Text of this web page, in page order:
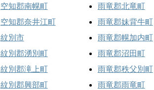
空知郡南幌町
空知郡奈井江町
紋別市
紋別郡湧別町
紋別郡滝上町
紋別郡興部町
雨竜郡北竜町
雨竜郡妹背牛町
雨竜郡幌加内町
雨竜郡沼田町
雨竜郡秩父別町
雨竜郡雨竜町